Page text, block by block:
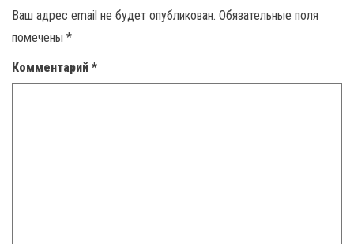
Ваш адрес email не будет опубликован. Обязательные поля
помечены *
Комментарий *